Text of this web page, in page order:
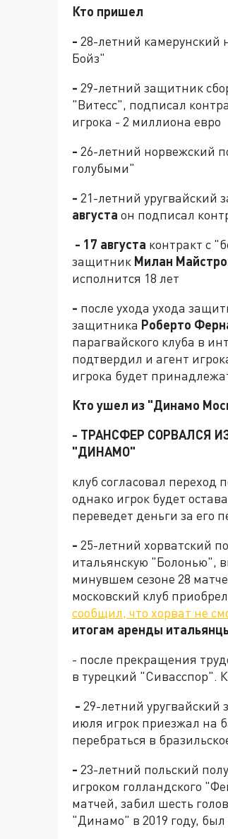
Кто пришел
- 28-летний
Бойз"
- 29-летний защитник
"Витесс", подписал
игрока - 2 миллиона евро
- 26-летний норвежский
голубыми"
- 21-летний уругвайский
августа он подписал
- 17 августа контракт с
защитник Милан
исполнится 18 лет
- после ухода ухода
защитника Роберто
парагвайского клуба в
подтвердил и агент
игрока будет
Кто ушел из "Динамо
- ТРАНСФЕР СОРВАЛСЯ
"ДИНАМО"
клуб согласовал переход
однако игрок будет
переведет деньги за его
- 25-летний хорватский
итальянскую "Болонью",
минувшем сезоне 28
московский клуб
сообщил, что хорват не
итогам аренды
- после прекращения
в турецкий "Сивасспор".
- 29-летний уругвайский
июля игрок приезжал на
перебраться в
- 23-летний польский
игроком голландского
матчей, забил шесть
"Динамо" в 2019 году,